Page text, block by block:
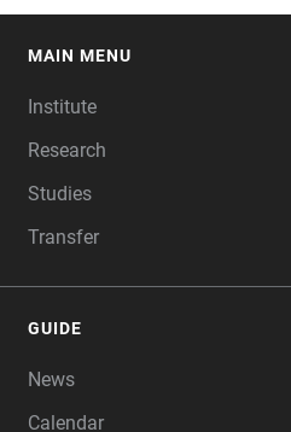
MAIN MENU
Institute
Research
Studies
Transfer
GUIDE
News
Calendar